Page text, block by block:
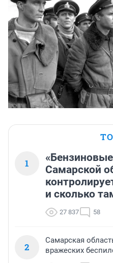
1
Самарской
и сколько
27 837 58
2
Самарская
вражеских